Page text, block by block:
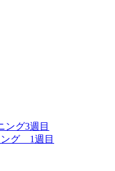
ング3週目
ング 1週目